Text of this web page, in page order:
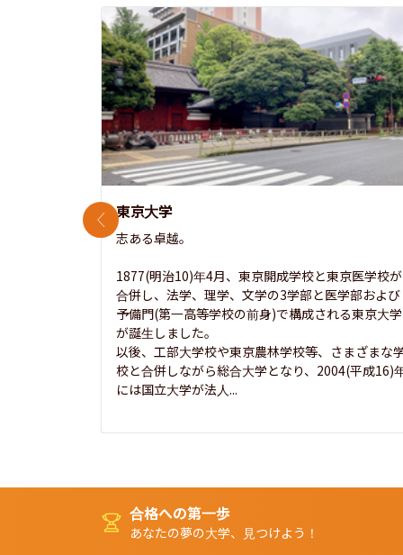
東京大学
志ある卓越。
1877(明治10)年4月、東京開成学校と東京医学校が
合併し、法学、理学、文学の3学部と医学部および
予備門(第一高等学校の前身)で構成される東京大学
が誕生しました。
以後、工部大学校や東京農林学校等、さまざまな
校と合併しながら総合大学となり、2004(平成16)
には国立大学が法人...
前のスライド
合格への第一歩
あなたの夢の大学、見つけよう！